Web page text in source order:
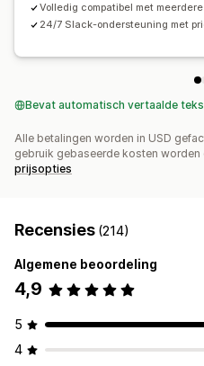
Volledig compatibel met
24/7 Slack-ondersteuning met
Bevat automatisch vertaalde
Alle betalingen worden in USD
gebruik gebaseerde kosten
prijsopties
Recensies (214)
Algemene beoordeling
4,9
5
4